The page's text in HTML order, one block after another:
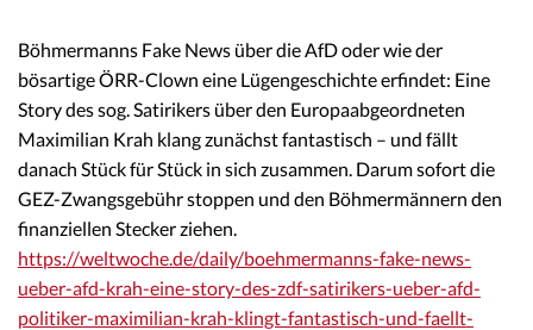
Böhmermanns Fake News über die AfD oder wie der
bösartige ÖRR-Clown eine Lügengeschichte erfindet: Eine
Story des sog. Satirikers über den Europaabgeordneten
Maximilian Krah klang zunächst fantastisch – und fällt
danach Stück für Stück in sich zusammen. Darum sofort die
GEZ-Zwangsgebühr stoppen und den Böhmermännern den
finanziellen Stecker ziehen.
https://weltwoche.de/daily/boehmermanns-fake-news-
ueber-afd-krah-eine-story-des-zdf-satirikers-ueber-afd-
politiker-maximilian-krah-klingt-fantastisch-und-faellt-